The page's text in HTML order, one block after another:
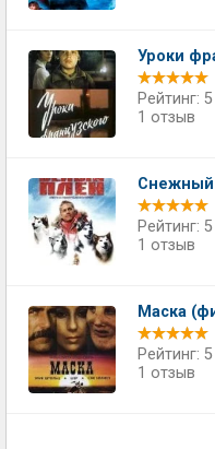
Уроки
Рейтинг: 5
1 отзыв
Снежный
Рейтинг: 5
1 отзыв
Маска
Рейтинг: 5
1 отзыв